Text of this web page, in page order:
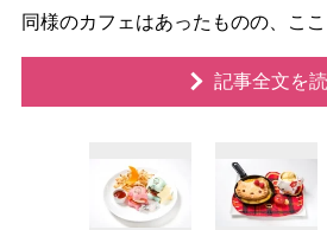
同様のカフェはあったものの、こ
記事全文を